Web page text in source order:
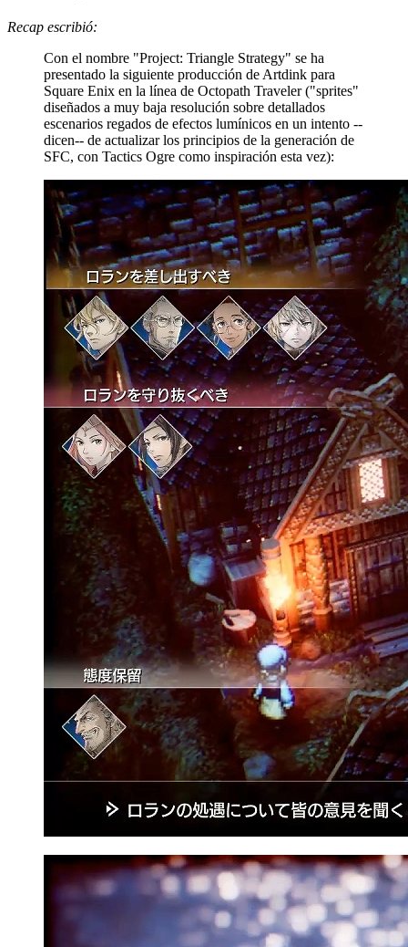
Recap escribió:
Con el nombre "Project: Triangle Strategy" se ha
presentado la siguiente producción de Artdink para
Square Enix en la línea de Octopath Traveler ("sprites"
diseñados a muy baja resolución sobre detallados
escenarios regados de efectos lumínicos en un intento --
dicen-- de actualizar los principios de la generación de
SFC, con Tactics Ogre como inspiración esta vez):